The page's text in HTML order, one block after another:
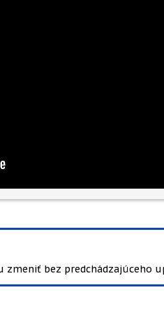
zmeniť bez predchádzajúceho